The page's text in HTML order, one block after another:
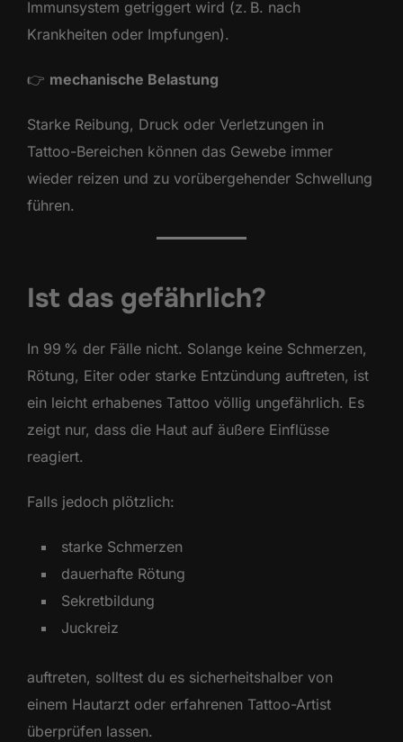
Immunsystem getriggert wird (z. B. nach
Krankheiten oder Impfungen).
👉 mechanische Belastung
Starke Reibung, Druck oder Verletzungen in
Tattoo-Bereichen können das Gewebe immer
wieder reizen und zu vorübergehender Schwellung
führen.
Ist das gefährlich?
In 99 % der Fälle nicht. Solange keine Schmerzen,
Rötung, Eiter oder starke Entzündung auftreten, ist
ein leicht erhabenes Tattoo völlig ungefährlich. Es
zeigt nur, dass die Haut auf äußere Einflüsse
reagiert.
Falls jedoch plötzlich:
starke Schmerzen
dauerhafte Rötung
Sekretbildung
Juckreiz
auftreten, solltest du es sicherheitshalber von
einem Hautarzt oder erfahrenen Tattoo-Artist
überprüfen lassen.